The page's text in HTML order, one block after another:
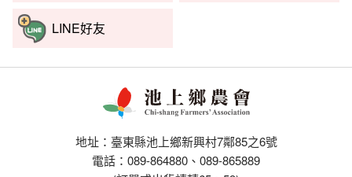
地址：臺東縣池上鄉新興村7鄰85之6號
電話：089-864880、089-865889
LINE好友